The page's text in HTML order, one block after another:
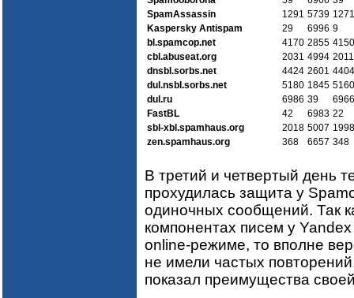
SpamAssassin
1291 5739 1271
Kaspersky Antispam
29 6996 9
bl.spamcop.net
4170 2855 4150
cbl.abuseat.org
2031 4994 2011
dnsbl.sorbs.net
4424 2601 4404
dul.nsbl.sorbs.net
5180 1845 5160
dul.ru
6986 39
6966
FastBL
42 6983 22
sbl-xbl.spamhaus.org
2018 5007 1998
zen.spamhaus.org
368 6657 348
В третий и четвертый день
прохудилась защита у
одиночных сообщений. Так
компонентах писем у
online-режиме, то вполне
не имели частых
показал преимущества